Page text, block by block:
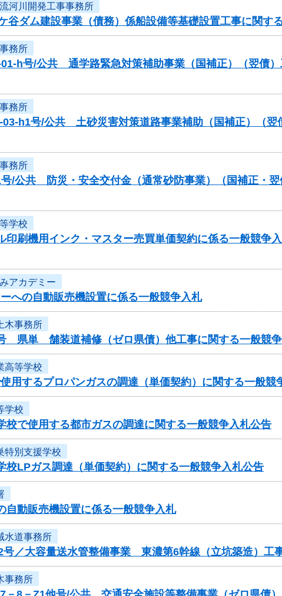
河川開発工事事務所
谷ダム建設事業（債務）係船設備等基礎設置工事に関す
務所
01-h号/公共 通学路緊急対策補助事業（国補正）（翌債
務所
03-h1号/公共 土砂災害対策道路事業補助（国補正）（翌
務所
号/公共 防災・安全交付金（通常砂防事業）（国補正・
学校
印刷機用インク・マスター売買単価契約に係る一般競争
アカデミー
への自動販売機設置に係る一般競争入札
木事務所
県単 舗装道補修（ゼロ県債）他工事に関する一般競
高等学校
用するプロパンガスの調達（単価契約）に関する一般競
学校
校で使用する都市ガスの調達に関する一般競争入札公告
特別支援学校
校LPガス調達（単価契約）に関する一般競争入札公告
動販売機設置に係る一般競争入札
水道事務所
号／大容量送水管整備事業 東濃第6幹線（立坑築造）工
事務所